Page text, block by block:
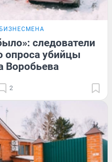
следователи
опроса убийцы
Воробьева
2